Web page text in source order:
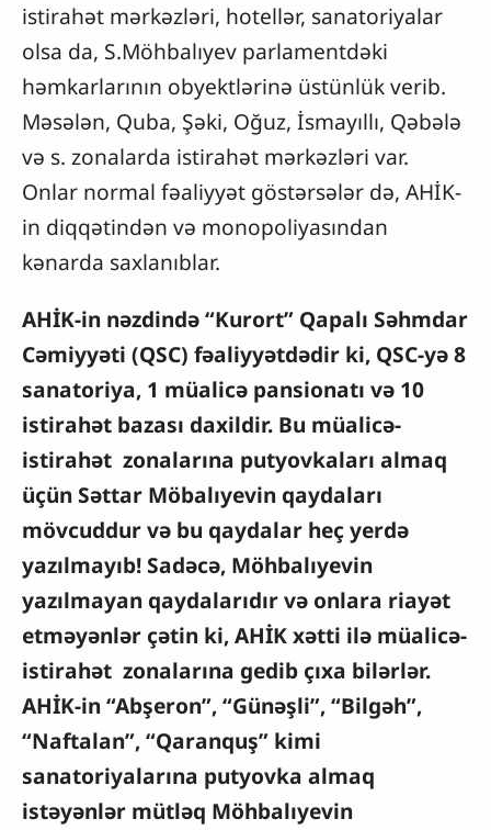
istirahət mərkəzləri, hotellər, sanatoriyalar
olsa da, S.Möhbalıyev parlamentdəki
həmkarlarının obyektlərinə üstünlük verib.
Məsələn, Quba, Şəki, Oğuz, İsmayıllı, Qəbələ
və s. zonalarda istirahət mərkəzləri var.
Onlar normal fəaliyyət göstərsələr də, AHİK-
in diqqətindən və monopoliyasından
kənarda saxlanıblar.
AHİK-in nəzdində “Kurort” Qapalı Səhmdar
Cəmiyyəti (QSC) fəaliyyətdədir ki, QSC-yə 8
sanatoriya, 1 müalicə pansionatı və 10
istirahət bazası daxildir. Bu müalicə-
istirahət zonalarına putyovkaları almaq
üçün Səttar Möbalıyevin qaydaları
mövcuddur və bu qaydalar heç yerdə
yazılmayıb! Sadəcə, Möhbalıyevin
yazılmayan qaydalarıdır və onlara riayət
etməyənlər çətin ki, AHİK xətti ilə müalicə-
istirahət zonalarına gedib çıxa bilərlər.
AHİK-in “Abşeron”, “Günəşli”, “Bilgəh”,
“Naftalan”, “Qaranquş” kimi
sanatoriyalarına putyovka almaq
istəyənlər mütləq Möhbalıyevin